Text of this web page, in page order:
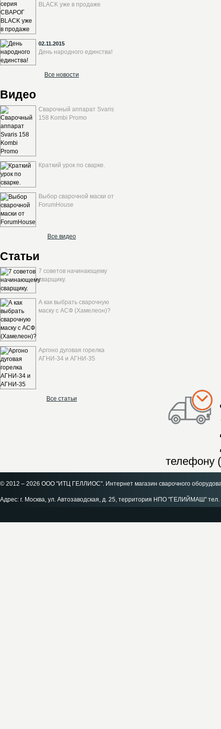
BLACK уже в продаже
02.11.2015
День народного единства!
Все новости
Видео
Сварочный аппарат Svaris
158 Kombi Promo
Краткий урок по сварке.
Выбор сварочной маски от
ForumHouse
Все видео
Статьи
7 советов начинающему
сварщику.
А как выбрать сварочную
маску с АСФ (Хамелеон)?
Аргоно дуговая горелка
АГНИ-34 и АГНИ-35
Все статьи
телефону
© 2012 – 2026 ООО "ИТЦ ГЕЛЛИОС". Интернет магазин сварочного
Адрес: г. Москва, ул. Автозаводская, д. 25, территория НПО "ГЕЛИЙМАШ"